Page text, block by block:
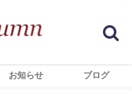
お知らせ ブログ